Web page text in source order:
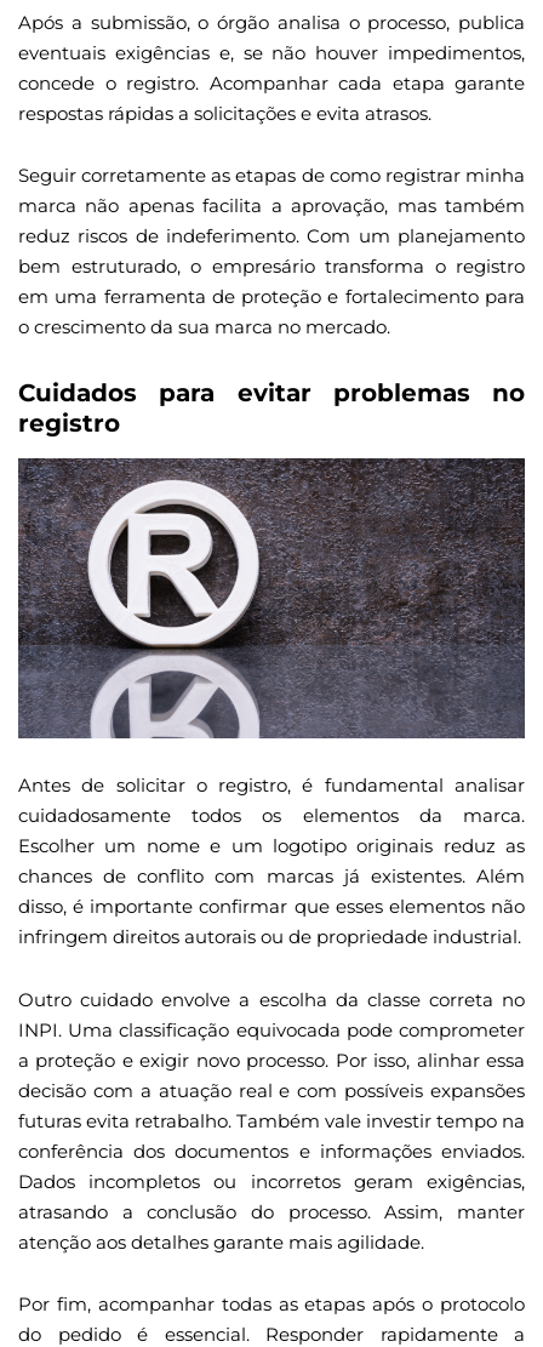
Após a submissão, o órgão analisa o processo, publica
eventuais exigências e, se não houver impedimentos,
concede o registro. Acompanhar cada etapa garante
respostas rápidas a solicitações e evita atrasos.
Seguir corretamente as etapas de como registrar minha
marca não apenas facilita a aprovação, mas também
reduz riscos de indeferimento. Com um planejamento
bem estruturado, o empresário transforma o registro
em uma ferramenta de proteção e fortalecimento para
o crescimento da sua marca no mercado.
Cuidados para evitar problemas no
registro
Antes de solicitar o registro, é fundamental analisar
cuidadosamente todos os elementos da marca.
Escolher um nome e um logotipo originais reduz as
chances de conflito com marcas já existentes. Além
disso, é importante confirmar que esses elementos não
infringem direitos autorais ou de propriedade industrial.
Outro cuidado envolve a escolha da classe correta no
INPI. Uma classificação equivocada pode comprometer
a proteção e exigir novo processo. Por isso, alinhar essa
decisão com a atuação real e com possíveis expansões
futuras evita retrabalho. Também vale investir tempo na
conferência dos documentos e informações enviados.
Dados incompletos ou incorretos geram exigências,
atrasando a conclusão do processo. Assim, manter
atenção aos detalhes garante mais agilidade.
Por fim, acompanhar todas as etapas após o protocolo
do pedido é essencial. Responder rapidamente a